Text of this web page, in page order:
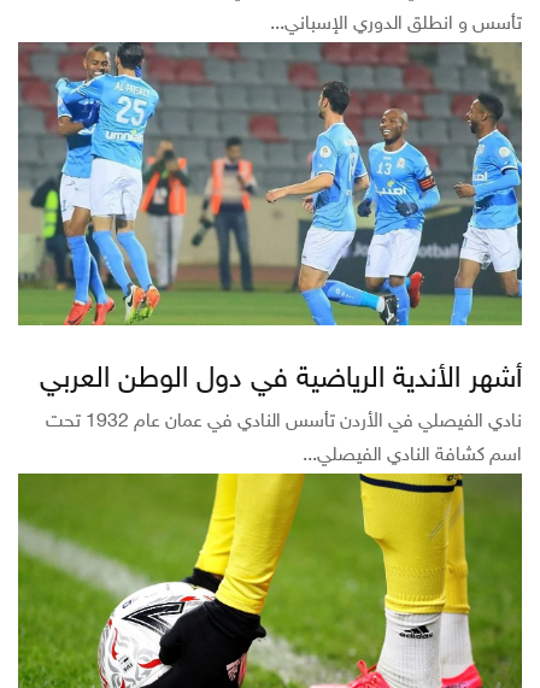
تأسس و انطلق الدوري الإسباني...
أشهر الأندية الرياضية في دول الوطن العربي
نادي الفيصلي في الأردن تأسس النادي في عمان عام 1932 تحت
اسم كشافة النادي الفيصلي...